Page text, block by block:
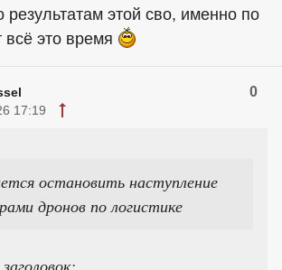
результатам этой сво, именно по
это время
0
17:19
остановить наступление
дронов по логистике